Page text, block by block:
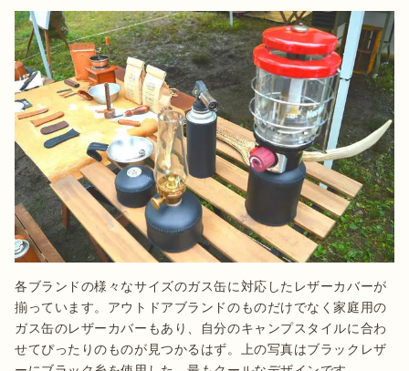
各ブランドの様々なサイズのガス缶に対応したレザーカバーが
揃っています。アウトドアブランドのものだけでなく家庭用の
ガス缶のレザーカバーもあり、自分のキャンプスタイルに合わ
せてぴったりのものが見つかるはず。上の写真はブラックレザ